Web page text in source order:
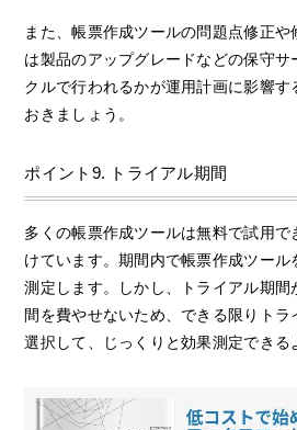
また、帳票作成ツールの問題点修正
は製品のアップグレードなどの保守サ
クルで行われるかが運用計画に影響す
おきましょう。
ポイント9. トライアル期間
多くの帳票作成ツールは無料で試用で
けています。期間内で帳票作成ツール
測定します。しかし、トライアル期
間を費やせないため、できる限りトラ
選択して、じっくりと効果測定できる